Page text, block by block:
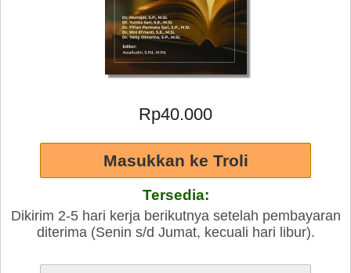
Rp40.000
Tersedia:
Dikirim 2-5 hari kerja berikutnya setelah pembayaran
diterima (Senin s/d Jumat, kecuali hari libur).